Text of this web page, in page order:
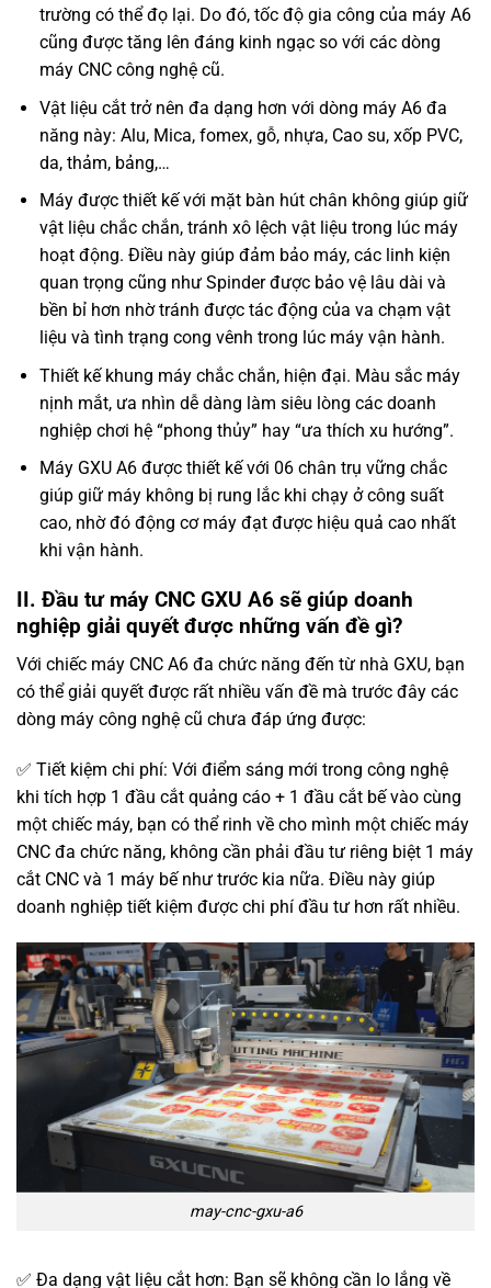
trường có thể đọ lại. Do đó, tốc độ gia công của máy A6
cũng được tăng lên đáng kinh ngạc so với các dòng
máy CNC công nghệ cũ.
Vật liệu cắt trở nên đa dạng hơn với dòng máy A6 đa
năng này: Alu, Mica, fomex, gỗ, nhựa, Cao su, xốp PVC,
da, thảm, bảng,…
Máy được thiết kế với mặt bàn hút chân không giúp giữ
vật liệu chắc chắn, tránh xô lệch vật liệu trong lúc máy
hoạt động. Điều này giúp đảm bảo máy, các linh kiện
quan trọng cũng như Spinder được bảo vệ lâu dài và
bền bỉ hơn nhờ tránh được tác động của va chạm vật
liệu và tình trạng cong vênh trong lúc máy vận hành.
Thiết kế khung máy chắc chắn, hiện đại. Màu sắc máy
nịnh mắt, ưa nhìn dễ dàng làm siêu lòng các doanh
nghiệp chơi hệ “phong thủy” hay “ưa thích xu hướng”.
Máy GXU A6 được thiết kế với 06 chân trụ vững chắc
giúp giữ máy không bị rung lắc khi chạy ở công suất
cao, nhờ đó động cơ máy đạt được hiệu quả cao nhất
khi vận hành.
II. Đầu tư máy CNC GXU A6 sẽ giúp doanh
nghiệp giải quyết được những vấn đề gì?
Với chiếc máy CNC A6 đa chức năng đến từ nhà GXU, bạn
có thể giải quyết được rất nhiều vấn đề mà trước đây các
dòng máy công nghệ cũ chưa đáp ứng được:
✅ Tiết kiệm chi phí: Với điểm sáng mới trong công nghệ
khi tích hợp 1 đầu cắt quảng cáo + 1 đầu cắt bế vào cùng
một chiếc máy, bạn có thể rinh về cho mình một chiếc máy
CNC đa chức năng, không cần phải đầu tư riêng biệt 1 máy
cắt CNC và 1 máy bế như trước kia nữa. Điều này giúp
doanh nghiệp tiết kiệm được chi phí đầu tư hơn rất nhiều.
may-cnc-gxu-a6
✅ Đa dạng vật liệu cắt hơn: Bạn sẽ không cần lo lắng về